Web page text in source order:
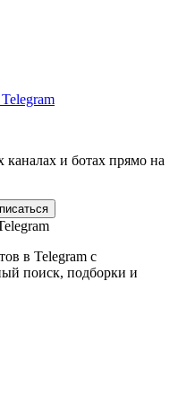
и ботаx прямо на
в Telegram с
поиск, подборки и